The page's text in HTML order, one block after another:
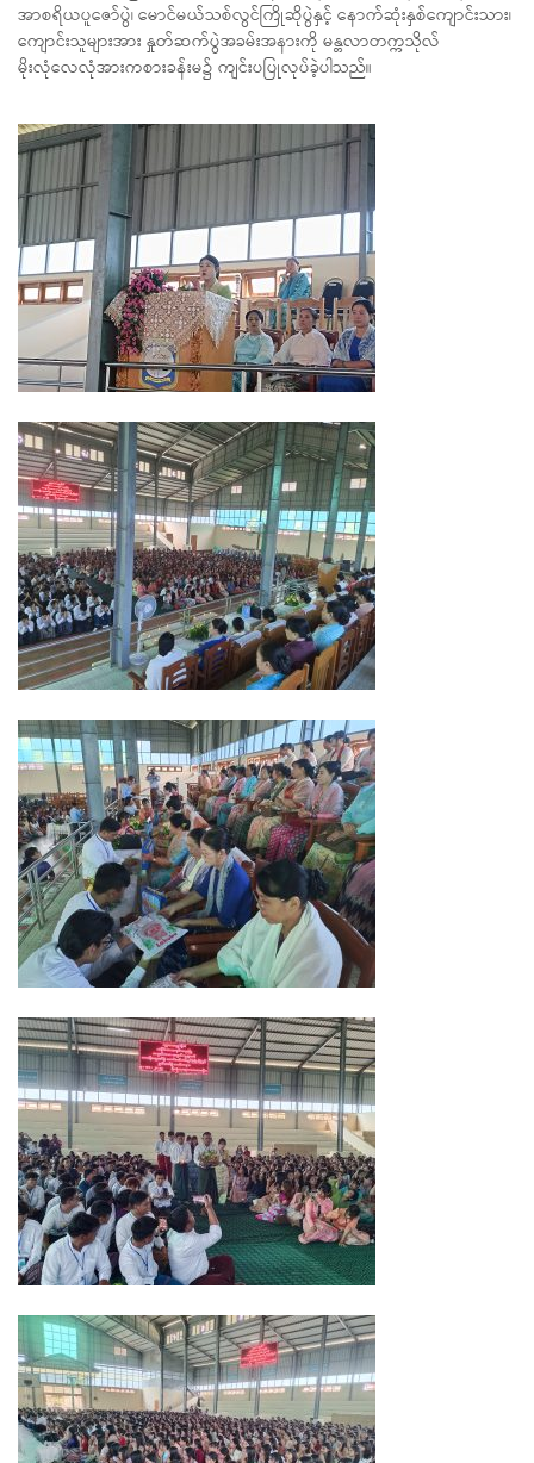
အာစရိယပူဇော်ပွဲ၊ မောင်မယ်သစ်လွင်ကြိုဆိုပွဲနှင့် နောက်ဆုံးနှစ်ကျောင်းသား၊
ကျောင်းသူများအား နှုတ်ဆက်ပွဲအခမ်းအနားကို မန္တလာတက္ကသိုလ်
မိုးလုံလေလုံအားကစားခန်းမ၌ ကျင်းပပြုလုပ်ခဲ့ပါသည်။